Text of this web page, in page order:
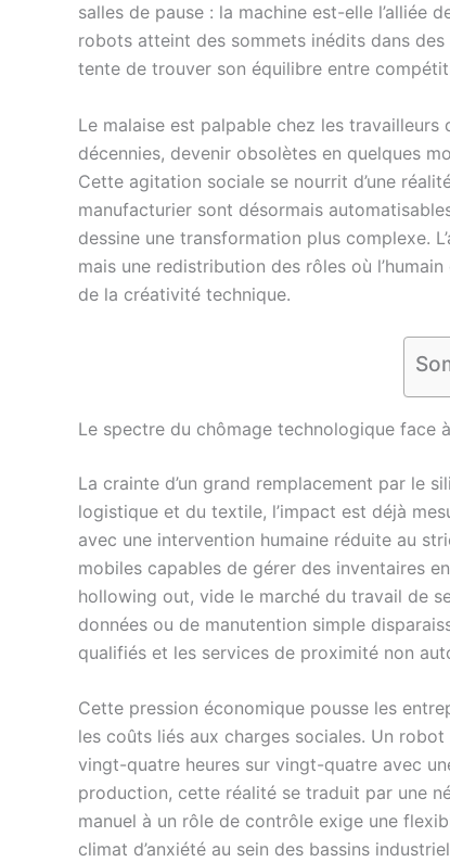
salles de pause : la machine est-elle l’alliée
robots atteint des sommets inédits dans des
tente de trouver son équilibre entre
Le malaise est palpable chez les
décennies, devenir obsolètes en quelques
Cette agitation sociale se nourrit d’une
manufacturier sont désormais
dessine une transformation plus complexe.
mais une redistribution des rôles où
de la créativité technique.
Le spectre du chômage technologique face
La crainte d’un grand remplacement par le
logistique et du textile, l’impact est déjà
avec une intervention humaine réduite au
mobiles capables de gérer des inventaires
hollowing out, vide le marché du travail de
données ou de manutention simple
qualifiés et les services de proximité non
Cette pression économique pousse les
les coûts liés aux charges sociales. Un
vingt-quatre heures sur vingt-quatre avec
production, cette réalité se traduit par une
manuel à un rôle de contrôle exige une
climat d’anxiété au sein des bassins